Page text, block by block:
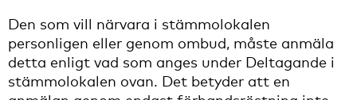
Den som vill närvara i stämmolokalen
personligen eller genom ombud, måste anmäla
detta enligt vad som anges under Deltagande i
stämmolokalen ovan. Det betyder att en